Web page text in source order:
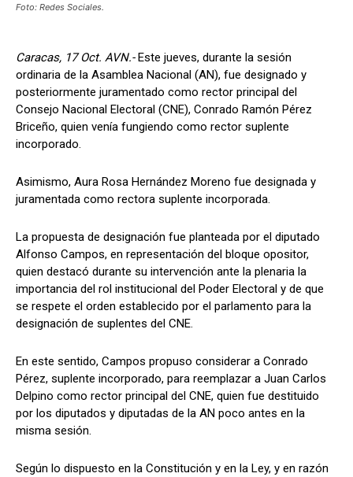
Foto: Redes Sociales.
Caracas, 17 Oct. AVN.-Este jueves, durante la sesión
ordinaria de la Asamblea Nacional (AN), fue designado y
posteriormente juramentado como rector principal del
Consejo Nacional Electoral (CNE), Conrado Ramón Pérez
Briceño, quien venía fungiendo como rector suplente
incorporado.
Asimismo, Aura Rosa Hernández Moreno fue designada y
juramentada como rectora suplente incorporada.
La propuesta de designación fue planteada por el diputado
Alfonso Campos, en representación del bloque opositor,
quien destacó durante su intervención ante la plenaria la
importancia del rol institucional del Poder Electoral y de que
se respete el orden establecido por el parlamento para la
designación de suplentes del CNE.
En este sentido, Campos propuso considerar a Conrado
Pérez, suplente incorporado, para reemplazar a Juan Carlos
Delpino como rector principal del CNE, quien fue destituido
por los diputados y diputadas de la AN poco antes en la
misma sesión.
Según lo dispuesto en la Constitución y en la Ley, y en razón